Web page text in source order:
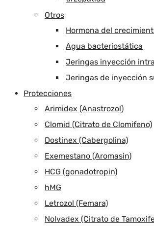
Otros
Hormona del
Agua bacteriostática
Jeringas inyección
Jeringas de inyección
Protecciones
Arimidex (Anastrozol)
Clomid (Citrato de Clomifeno)
Dostinex (Cabergolina)
Exemestano (Aromasin)
HCG (gonadotropin)
hMG
Letrozol (Femara)
Nolvadex (Citrato de